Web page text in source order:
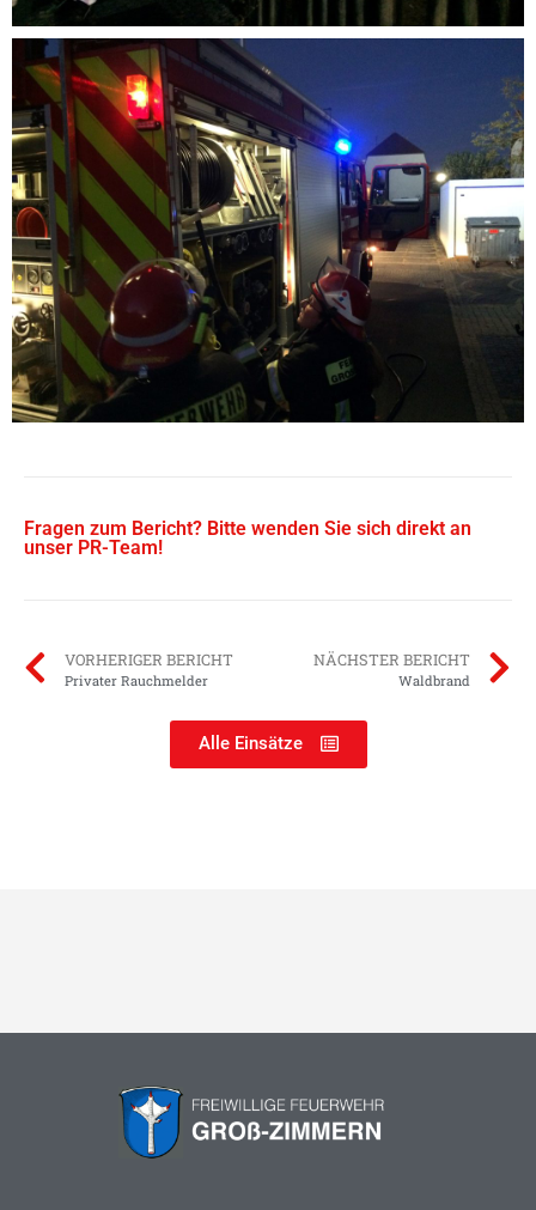
Fragen zum Bericht? Bitte wenden Sie sich direkt an
unser PR-Team!
VORHERIGER BERICHT
Privater Rauchmelder
NÄCHSTER BERICHT
Waldbrand
Alle Einsätze